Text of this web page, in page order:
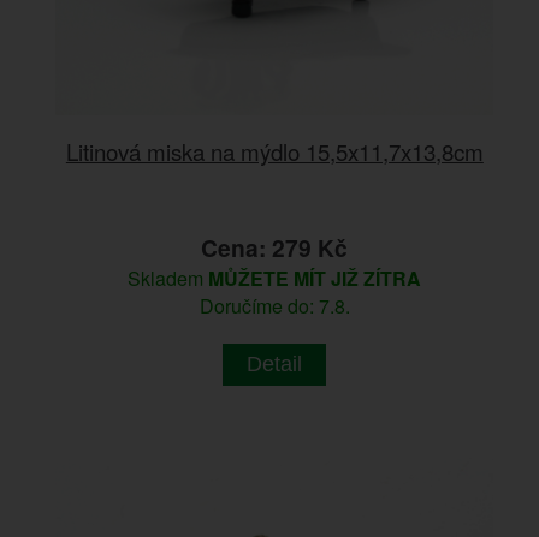
Litinová miska na mýdlo 15,5x11,7x13,8cm
Cena: 279 Kč
Skladem MŮŽETE MÍT JIŽ ZÍTRA
Doručíme do: 7.8.
Detail